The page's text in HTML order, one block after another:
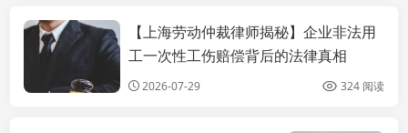
上海劳动法律师
【上海劳动仲裁律师揭秘】企业非法用
工一次性工伤赔偿背后的法律真相
2026-07-29 324 阅读